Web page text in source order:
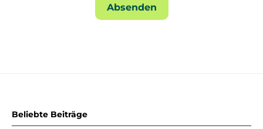
Beliebte Beiträge